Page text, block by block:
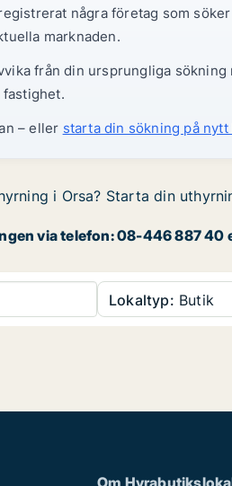
några företag som
marknaden.
från din ursprungliga
– eller starta din sökning på nytt
i Orsa? Starta din
via telefon: 08-446 887 40
Lokaltyp: Butik
Om